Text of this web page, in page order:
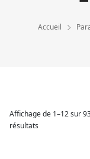
Accueil
Affichage de 1–12 sur
résultats